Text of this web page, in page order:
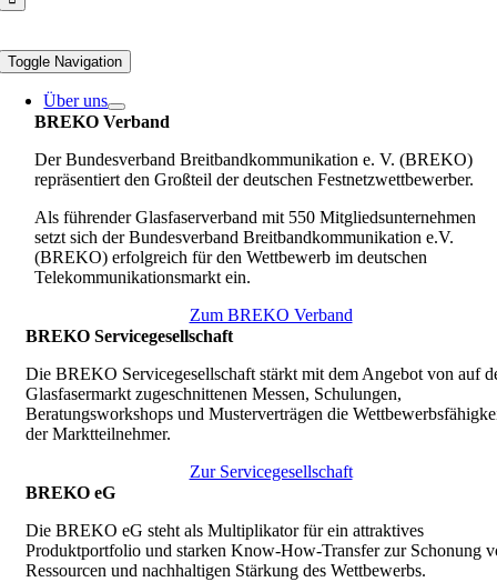
Toggle Navigation
Über uns
BREKO Verband
Der Bundesverband Breitbandkommunikation e. V. (BREKO)
repräsentiert den Großteil der deutschen Festnetzwettbewerber.
Als führender Glasfaserverband mit 550 Mitgliedsunternehmen
setzt sich der Bundesverband Breitbandkommunikation e.V.
(BREKO) erfolgreich für den Wettbewerb im deutschen
Telekommunikationsmarkt ein.
Zum BREKO Verband
BREKO Servicegesellschaft
Die BREKO Servicegesellschaft stärkt mit dem Angebot von auf
Glasfasermarkt zugeschnittenen Messen, Schulungen,
Beratungsworkshops und Musterverträgen die
der Marktteilnehmer.
Zur Servicegesellschaft
BREKO eG
Die BREKO eG steht als Multiplikator für ein attraktives
Produktportfolio und starken Know-How-Transfer zur Schonung
Ressourcen und nachhaltigen Stärkung des Wettbewerbs.